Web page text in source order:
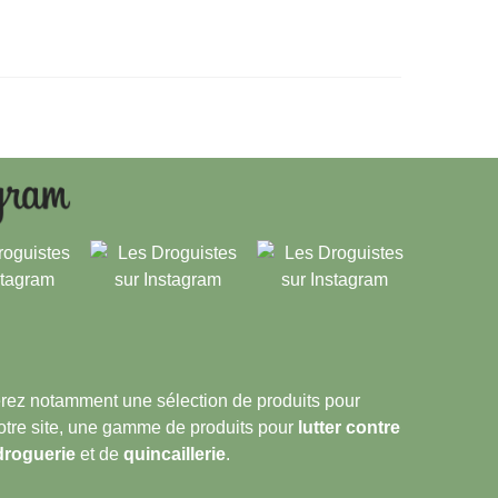
notamment une sélection de produits pour
site, une gamme de produits pour lutter contre
et de quincaillerie.